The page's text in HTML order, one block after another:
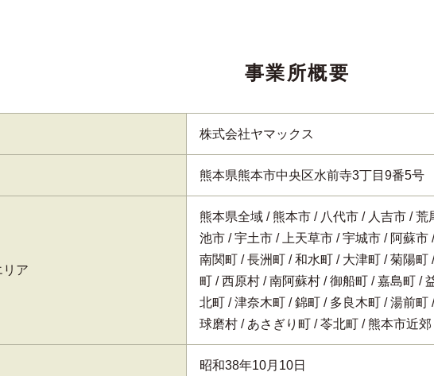
事業所概要
株式会社ヤマックス
熊本県熊本市中央区水前寺3丁目9番5号
リア
熊本県全域 熊本市 八代市 人吉市 荒
池市
宇土市 上天草市 宇城市 阿蘇市
南関町
長洲町 和水町 大津町 菊陽町
町
西原村 南阿蘇村 御船町 嘉島町
北町
津奈木町 錦町 多良木町 湯前町
球磨村
あさぎり町 苓北町 熊本市近郊
昭和38年10月10日